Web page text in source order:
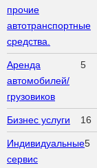
прочие
автотранспортные
средства.
Аренда
автомобилей/
грузовиков
5
Бизнес услуги 16
Индивидуальные
сервис
5